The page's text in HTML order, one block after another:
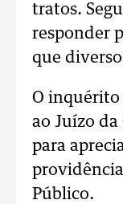
tratos.
responder
que
O
ao Juízo da
para
Público.